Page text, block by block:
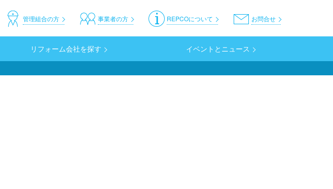
header_customer お問合せ
REPCOについて
事業者の方
管理組合の方
リフォーム会社を探す イベントとニュース